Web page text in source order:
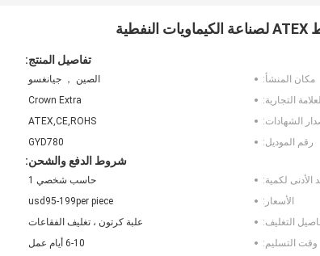
تفاصيل المنتج:
مكان المنشأ:
الصين ， جيانغسو
التجارية:
Crown Extra
الشهادات:
ATEX,CE,ROHS
رقم الموديل:
GYD780
شروط الدفع والشحن:
الأدنى لكمية:
حاسب شخصي 1
الأسعار:
usd95-199per piece
التغليف:
علبة كرتون ، تغليف الفقاعات
وقت التسليم:
6-10 أيام عمل